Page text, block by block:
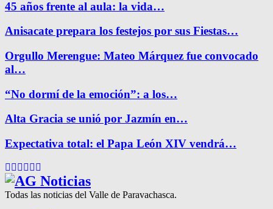
45 años frente al aula: la vida…
Anisacate prepara los festejos por sus Fiestas…
Orgullo Merengue: Mateo Márquez fue convocado
al…
“No dormí de la emoción”: a los…
Alta Gracia se unió por Jazmín en…
Expectativa total: el Papa León XIV vendrá…
Facebook
Twitter
Instagram
Pinterest
Google
Todas las noticias del Valle de Paravachasca.